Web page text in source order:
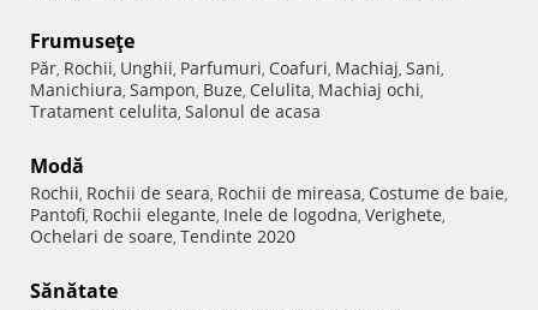
Frumuseţe
Păr, Rochii, Unghii, Parfumuri, Coafuri, Machiaj, Sani,
Manichiura, Sampon, Buze, Celulita, Machiaj ochi,
Tratament celulita, Salonul de acasa
Modă
Rochii, Rochii de seara, Rochii de mireasa, Costume de baie,
Pantofi, Rochii elegante, Inele de logodna, Verighete,
Ochelari de soare, Tendinte 2020
Sănătate